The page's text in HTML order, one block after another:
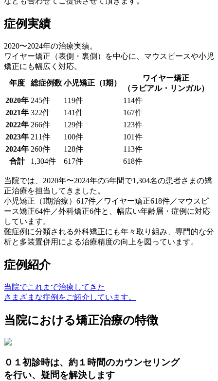
症例実績
2020〜2024年の治療実績。
ワイヤー矯正（表側・裏側）を中心に、マウスピースや小児
矯正にも幅広く対応。
年度
総症例数 小児矯正（I期）
ワイヤー矯正
（ラビアル・リンガル）
2020年 245件 119件
114件
2021年 322件 141件
167件
2022年 266件 129件
123件
2023年 211件 100件
101件
2024年 260件 128件
113件
合計
1,304件 617件 618件
当院では、2020年〜2024年の5年間で1,304名の患者さまの矯
正治療を担当 してきました。
小児矯正（I期治療）617件／ワイヤー矯正618件／マウスピ
ース矯正64件／外科矯正6件と、幅広い年齢層・症例に対応
しています。
難症例に分類される外科矯正にも年々取り組み、専門的な分
析と多装置併用による治療精度の向上を図っています。
症例紹介
当院でこれまで治療してきた
さまざまな症例をご紹介しています。
当院における矯正治療の特徴
０１初診時は、約１時間のカウンセリング
を行い、疑問を解決します